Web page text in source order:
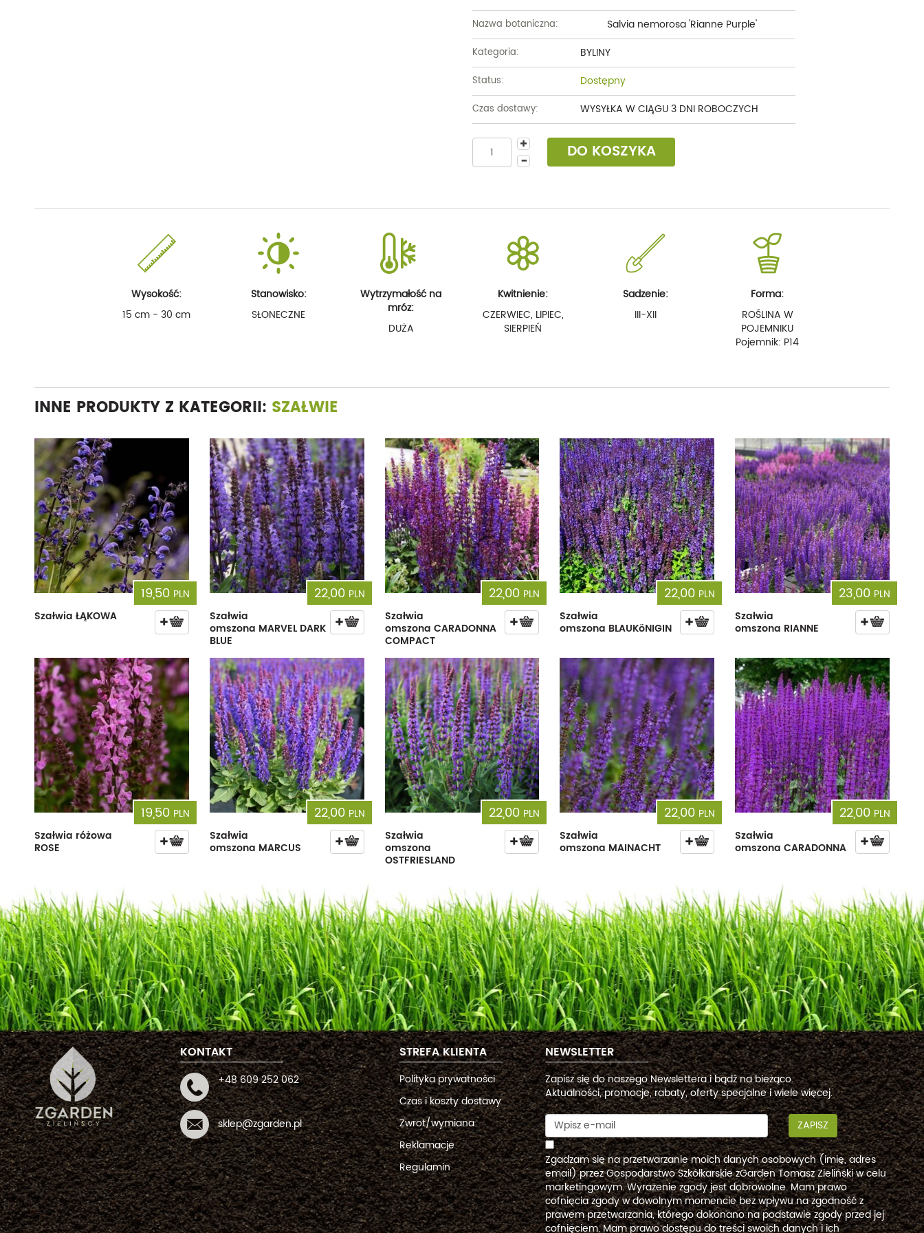
Nazwa botaniczna: Salvia nemorosa 'Rianne Purple'
Kategoria: BYLINY
Status: Dostępny
Czas dostawy: WYSYŁKA W CIĄGU 3 DNI ROBOCZYCH
DO KOSZYKA
Wysokość:
15 cm - 30 cm
Stanowisko:
SŁONECZNE
Wytrzymałość na
mróz:
DUŻA
Kwitnienie:
CZERWIEC, LIPIEC,
SIERPIEŃ
Sadzenie:
III-XII
Forma:
ROŚLINA W
POJEMNIKU
Pojemnik: P14
INNE PRODUKTY Z KATEGORII: SZAŁWIE
19,50 PLN
Szałwia ŁĄKOWA
22,00 PLN
Szałwia
omszona MARVEL DARK
BLUE
22,00 PLN
Szałwia
omszona CARADONNA
COMPACT
22,00 PLN
Szałwia
omszona BLAUKöNIGIN
23,00 PLN
Szałwia
omszona RIANNE
19,50 PLN
Szałwia różowa
ROSE
22,00 PLN
Szałwia
omszona MARCUS
22,00 PLN
Szałwia
omszona
OSTFRIESLAND
22,00 PLN
Szałwia
omszona MAINACHT
22,00 PLN
Szałwia
omszona CARADONNA
KONTAKT
+48 609 252 062
sklep@zgarden.pl
STREFA KLIENTA
Polityka prywatności
Czas i koszty dostawy
Zwrot/wymiana
Reklamacje
Regulamin
NEWSLETTER
Zapisz się do naszego Newslettera i bądź na bieżąco.
Aktualności, promocje, rabaty, oferty specjalne i wiele więcej.
ZAPISZ
Zgadzam się na przetwarzanie moich danych osobowych (imię, adres
email) przez Gospodarstwo Szkółkarskie zGarden Tomasz Zieliński w celu
marketingowym. Wyrażenie zgody jest dobrowolne. Mam prawo
cofnięcia zgody w dowolnym momencie bez wpływu na zgodność z
prawem przetwarzania, którego dokonano na podstawie zgody przed jej
cofnięciem. Mam prawo dostępu do treści swoich danych i ich